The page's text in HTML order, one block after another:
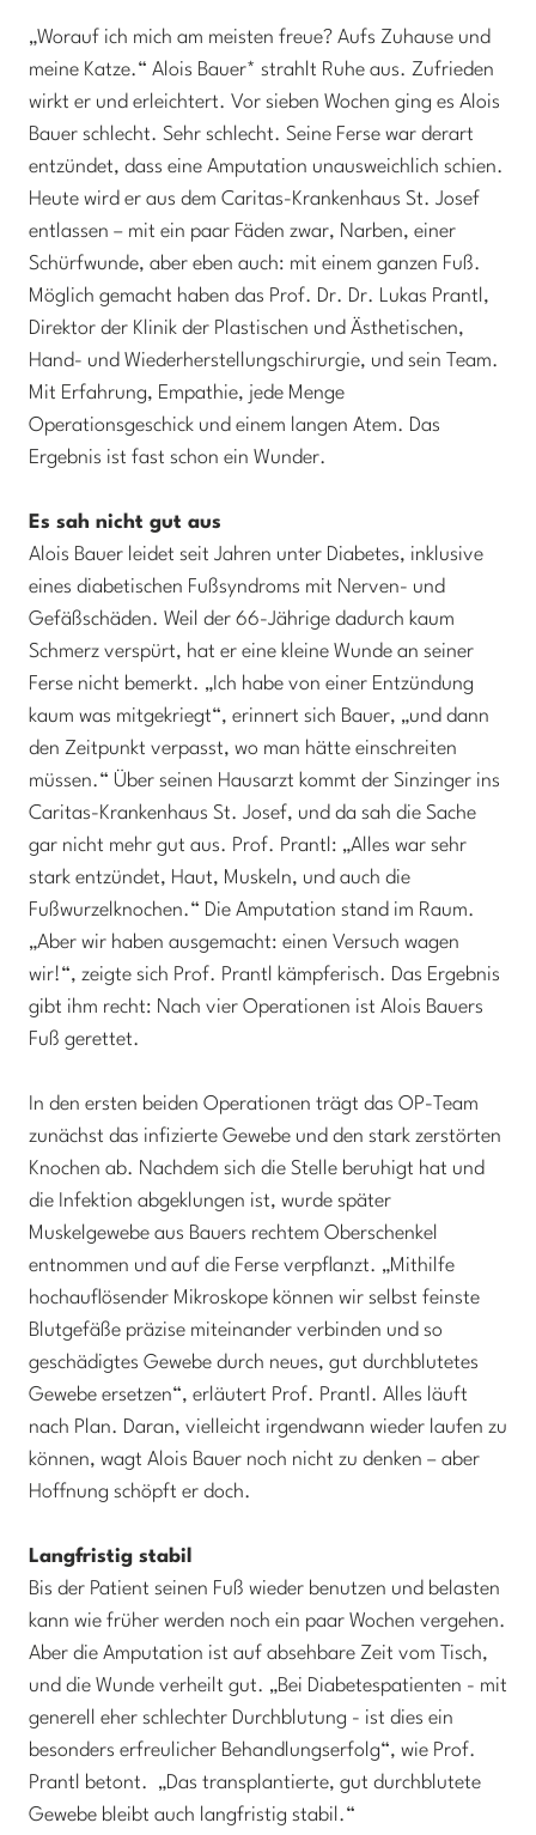
„Worauf ich mich am meisten freue? Aufs Zuhause und
meine Katze.“ Alois Bauer* strahlt Ruhe aus. Zufrieden
wirkt er und erleichtert. Vor sieben Wochen ging es Alois
Bauer schlecht. Sehr schlecht. Seine Ferse war derart
entzündet, dass eine Amputation unausweichlich schien.
Heute wird er aus dem Caritas-Krankenhaus St. Josef
entlassen – mit ein paar Fäden zwar, Narben, einer
Schürfwunde, aber eben auch: mit einem ganzen Fuß.
Möglich gemacht haben das Prof. Dr. Dr. Lukas Prantl,
Direktor der Klinik der Plastischen und Ästhetischen,
Hand- und Wiederherstellungschirurgie, und sein Team.
Mit Erfahrung, Empathie, jede Menge
Operationsgeschick und einem langen Atem. Das
Ergebnis ist fast schon ein Wunder.
Es sah nicht gut aus
Alois Bauer leidet seit Jahren unter Diabetes, inklusive
eines diabetischen Fußsyndroms mit Nerven- und
Gefäßschäden. Weil der 66-Jährige dadurch kaum
Schmerz verspürt, hat er eine kleine Wunde an seiner
Ferse nicht bemerkt. „Ich habe von einer Entzündung
kaum was mitgekriegt“, erinnert sich Bauer, „und dann
den Zeitpunkt verpasst, wo man hätte einschreiten
müssen.“ Über seinen Hausarzt kommt der Sinzinger ins
Caritas-Krankenhaus St. Josef, und da sah die Sache
gar nicht mehr gut aus. Prof. Prantl: „Alles war sehr
stark entzündet, Haut, Muskeln, und auch die
Fußwurzelknochen.“ Die Amputation stand im Raum.
„Aber wir haben ausgemacht: einen Versuch wagen
wir!“, zeigte sich Prof. Prantl kämpferisch. Das Ergebnis
gibt ihm recht: Nach vier Operationen ist Alois Bauers
Fuß gerettet.
In den ersten beiden Operationen trägt das OP-Team
zunächst das infizierte Gewebe und den stark zerstörten
Knochen ab. Nachdem sich die Stelle beruhigt hat und
die Infektion abgeklungen ist, wurde später
Muskelgewebe aus Bauers rechtem Oberschenkel
entnommen und auf die Ferse verpflanzt. „Mithilfe
hochauflösender Mikroskope können wir selbst feinste
Blutgefäße präzise miteinander verbinden und so
geschädigtes Gewebe durch neues, gut durchblutetes
Gewebe ersetzen“, erläutert Prof. Prantl. Alles läuft
nach Plan. Daran, vielleicht irgendwann wieder laufen zu
können, wagt Alois Bauer noch nicht zu denken – aber
Hoffnung schöpft er doch.
Langfristig stabil
Bis der Patient seinen Fuß wieder benutzen und belasten
kann wie früher werden noch ein paar Wochen vergehen.
Aber die Amputation ist auf absehbare Zeit vom Tisch,
und die Wunde verheilt gut. „Bei Diabetespatienten - mit
generell eher schlechter Durchblutung - ist dies ein
besonders erfreulicher Behandlungserfolg“, wie Prof.
Prantl betont. „Das transplantierte, gut durchblutete
Gewebe bleibt auch langfristig stabil.“